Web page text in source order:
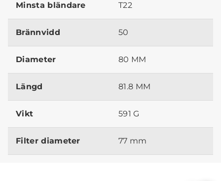
Minsta bländare T22
Brännvidd 50
Diameter 80 MM
Längd 81.8 MM
Vikt 591 G
Filter diameter 77 mm